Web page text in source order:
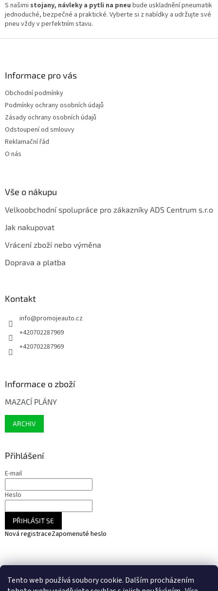
Tento web používá soubory cookie. Dalším procházením
S našimi stojany, návleky a pytli na pneu bude uskladnění pneumatik
jednoduché, bezpečné a praktické. Vyberte si z nabídky a udržujte své
pneu vždy v perfektním stavu.
Informace pro vás
Obchodní podmínky
Podmínky ochrany osobních údajů
Zásady ochrany osobních údajů
Odstoupení od smlouvy
Reklamační řád
O nás
Vše o nákupu
Velkoobchodní spolupráce pro zákazníky ADS Centrum s.r.o
Jak nakupovat
Vrácení zboží nebo výměna
Doprava a platba
Kontakt
info@promojeauto.cz
+420702287969
+420702287969
Informace o zboží
MAZACÍ PLÁNY
ARCHIV
Přihlášení
E-mail
Heslo
PŘIHLÁSIT SE
Nová registraceZapomenuté heslo
SOLARCZ.cz - Vše pro solární energie a fotovoltaiku